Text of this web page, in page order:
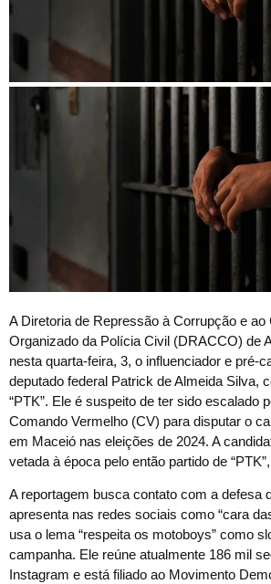
A Diretoria de Repressão à Corrupção e ao
Organizado da Polícia Civil (DRACCO) de
nesta quarta-feira, 3, o influenciador e pré-
deputado federal Patrick de Almeida Silva,
“PTK”. Ele é suspeito de ter sido escalado
Comando Vermelho (CV) para disputar o
em Maceió nas eleições de 2024. A
vetada à época pelo então partido de
A reportagem busca contato com a defesa
apresenta nas redes sociais como “cara
usa o lema “respeita os motoboys” como
campanha. Ele reúne atualmente 186 mil
Instagram e está filiado ao Movimento